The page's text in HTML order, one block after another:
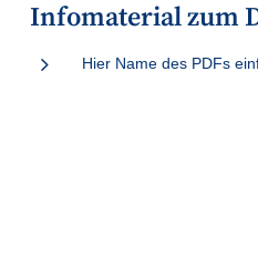
Infomaterial zum
5 Hier Name des PDFs